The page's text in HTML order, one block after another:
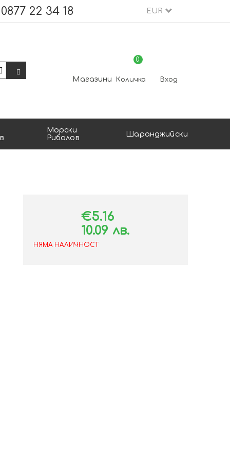
0877 22 34 18 EUR
Магазини Количка
0
Вход
Морски
Риболов
Шаранджийски
€5.16
10.09 лв.
НЯМА НАЛИЧНОСТ